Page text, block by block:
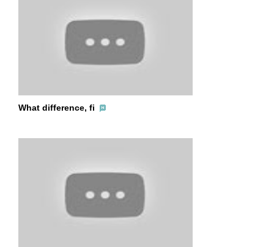
What difference, fi